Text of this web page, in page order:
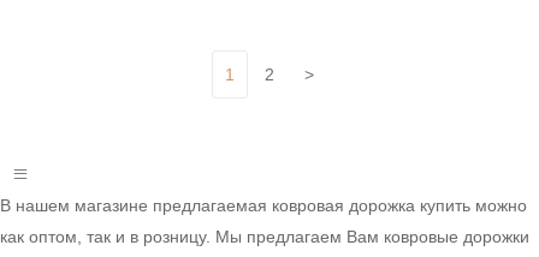
1 2 >
В нашем магазине предлагаемая ковровая дорожка купить можно
как оптом, так и в розницу. Мы предлагаем Вам ковровые дорожки